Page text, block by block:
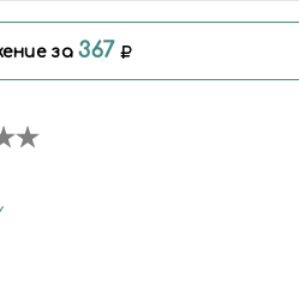
за367